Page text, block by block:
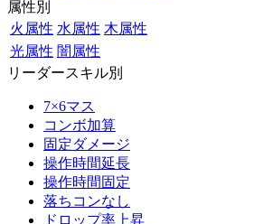
属性別
火属性 水属性 木属性
光属性 闇属性
リーダースキル別
7×6マス
コンボ加算
固定ダメージ
操作時間延長
操作時間固定
落ちコンなし
ドロップ率上昇